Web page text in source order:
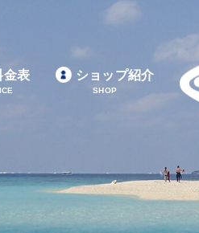
金表 ショップ紹介
SHOP